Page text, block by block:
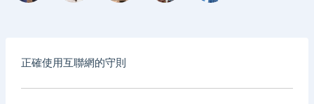
正確使用互聯網的守則